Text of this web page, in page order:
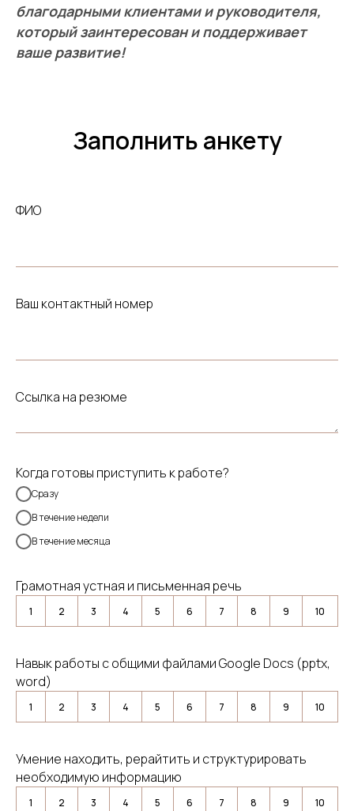
благодарными клиентами и руководителя,
который заинтересован и поддерживает
ваше развитие!
Заполнить анкету
ФИО
Ваш контактный номер
Ссылка на резюме
Когда готовы приступить к работе?
Сразу
В течение недели
В течение месяца
Грамотная устная и письменная речь
1 2 3 4 5 6 7 8 9 10
Навык работы с общими файлами Google Docs (pptx,
word)
1 2 3 4 5 6 7 8 9 10
Умение находить, рерайтить и структурировать
необходимую информацию
1 2 3 4 5 6 7 8 9 10